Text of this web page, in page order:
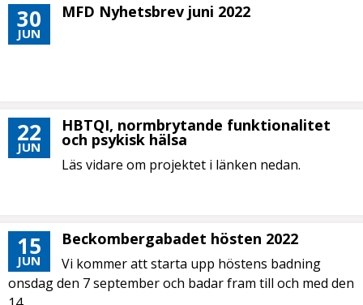
30
JUN
MFD Nyhetsbrev juni 2022
22
JUN
HBTQI, normbrytande funktionalitet
och psykisk hälsa
Läs vidare om projektet i länken nedan.
15
JUN
Beckombergabadet hösten 2022
Vi kommer att starta upp höstens badning
onsdag den 7 september och badar fram till och med den